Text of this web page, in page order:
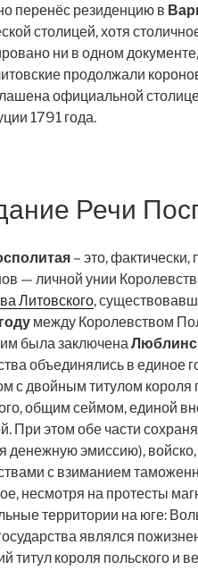
перенёс резиденцию в
столицей, хотя
ни в одном
продолжали
официальной
1791 года.
Речи
– это,
— личной унии
Литовского,
между Королевством
была заключена
объединялись в единое
с двойным титулом короля
общим сеймом, единой
При этом обе части
денежную эмиссию),
с взиманием
несмотря на протесты
территории на юге:
являлся
титул короля польского и